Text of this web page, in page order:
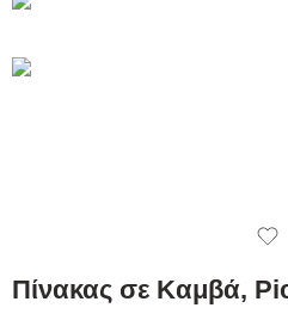
Πίνακας σε Καμβά,